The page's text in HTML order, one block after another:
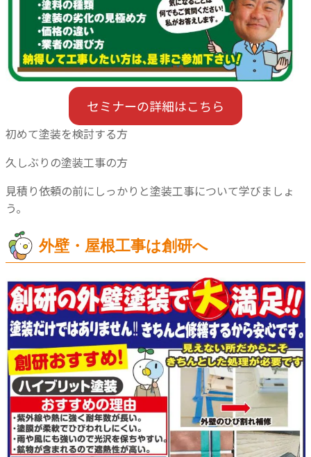
セミナーの詳細はこちら
初めて塗装を検討する方
久しぶりの塗装工事の方
見積り依頼の前にしっかりと塗装工事について学びましょ
う。
外壁・屋根工事は創研へ